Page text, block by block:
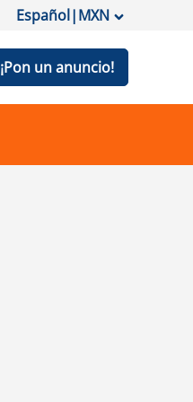
Español|MXN
¡Pon un anuncio!